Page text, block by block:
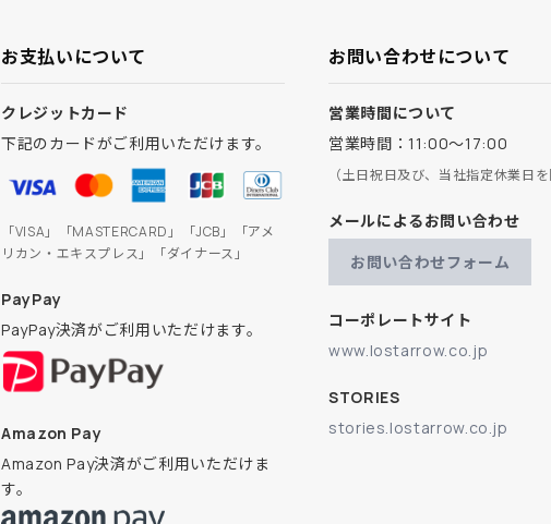
お支払いについて
クレジットカード
下記のカードがご利用いただけます。
「VISA」「MASTERCARD」「JCB」「アメ
リカン・エキスプレス」「ダイナース」
PayPay
PayPay決済がご利用いただけます。
Amazon Pay
Amazon Pay決済がご利用いただけま
す。
お問い合わせについて
営業時間について
営業時間：11:00～17:00
（土日祝日及び、当社指定休業日
メールによるお問い合わせ
お問い合わせフォーム
コーポレートサイト
www.lostarrow.co.jp
STORIES
stories.lostarrow.co.jp